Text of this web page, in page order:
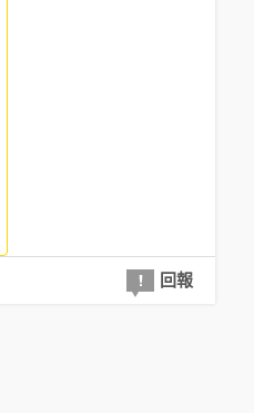
回報